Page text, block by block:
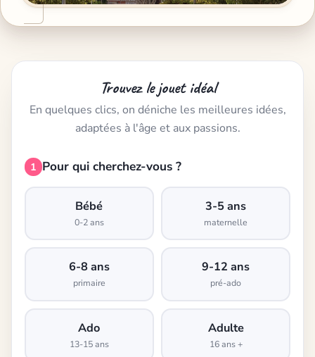
Trouvez le jouet idéal
En quelques clics, on déniche les meilleures idées,
adaptées à l'âge et aux passions.
1 Pour qui cherchez-vous ?
Bébé
0-2 ans
3-5 ans
maternelle
6-8 ans
primaire
9-12 ans
pré-ado
Ado
13-15 ans
Adulte
16 ans +